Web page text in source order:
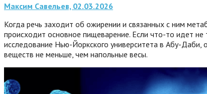
Максим Савельев, 02.03.2026
Когда речь заходит об ожирении и связанных с ним
происходит основное пищеварение. Если что-то идет
исследование Нью-Йоркского университета в Абу-Даби,
веществ не меньше, чем напольные весы.